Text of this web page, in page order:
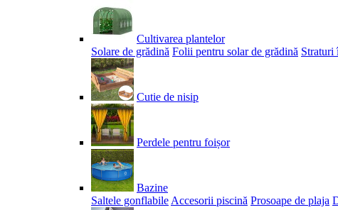
Cultivarea plantelor
Solare de grădină Folii pentru solar de grădină Straturi
Cutie de nisip
Perdele pentru foișor
Bazine
Saltele gonflabile Accesorii piscină Prosoape de plaja